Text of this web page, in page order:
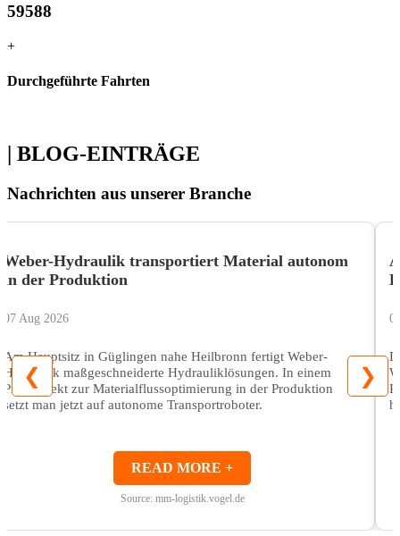
59588
+
Durchgeführte Fahrten
| BLOG-EINTRÄGE
Nachrichten aus unserer Branche
❮
Weber-Hydraulik transportiert Material autonom
in der Produktion
07 Aug 2026
Am Hauptsitz in Güglingen nahe Heilbronn fertigt Weber-
Hydraulik maßgeschneiderte Hydrauliklösungen. In einem
Pilotprojekt zur Materialflussoptimierung in der Produktion
setzt man jetzt auf autonome Transportroboter.
READ MORE +
Source: mm-logistik.vogel.de
❯